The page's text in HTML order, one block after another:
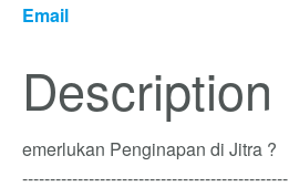
Email
Description
emerlukan Penginapan di Jitra ?
------------------------------------------------